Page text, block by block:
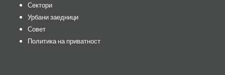
Сектори
Урбани заедници
Совет
Политика на приватност